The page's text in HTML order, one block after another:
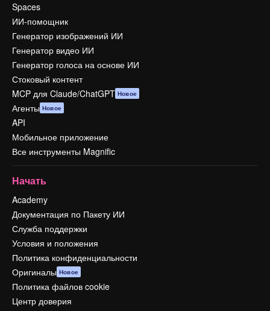
Spaces
ИИ-помощник
Генератор изображений ИИ
Генератор видео ИИ
Генератор голоса на основе ИИ
Стоковый контент
MCP для Claude/ChatGPT Новое
Агенты Новое
API
Мобильное приложение
Все инструменты Magnific
Начать
Academy
Документация по Пакету ИИ
Служба поддержки
Условия и положения
Политика конфиденциальности
Оригиналы Новое
Политика файлов cookie
Центр доверия